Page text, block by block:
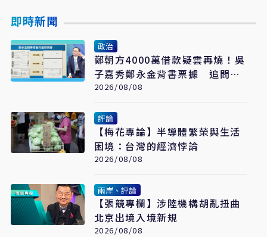
即時新聞
政治
鄭朝方4000萬借款疑雲再燒！吳
子嘉秀鄭永金背書票據 追問
2018選舉資金流向
2026/08/08
評論
【梅花專論】半導體繁榮與生活
困境：台灣的經濟悖論
2026/08/08
兩岸、評論
【張競專欄】涉陸機構胡亂扭曲
北京出境入境新規
2026/08/08